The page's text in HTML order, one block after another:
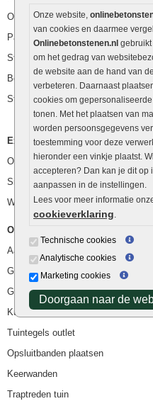
Onze website,
van cookies en daarmee
Onlinebetonstenen.nl
om het gedrag van
de website aan de hand van
verbeteren. Daarnaast
cookies om
tonen. Met het plaatsen van
worden persoonsgegevens
toestemming voor deze
hieronder een vinkje plaatst.
accepteren? Dan kan je dit op
aanpassen in de instellingen.
Lees voor meer informatie
cookieverklaring.
Technische cookies
Analytische cookies
Marketing cookies
Doorgaan naar de
Opsluitbanden
Palissaden
Stapelblokken
Betonblokken
Stapelstenen
Extra benodigdheden
Ophoogzand
Siergrind en siersplit
Waterafvoer
Overig
Aanbiedingen
Goedkope bestrating
Goedkope tuintegels
Kunstgras
Tuintegels outlet
Opsluitbanden plaatsen
Keerwanden
Traptreden tuin